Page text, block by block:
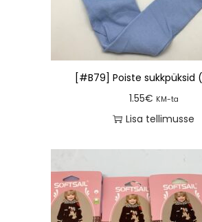
[#B79] Poiste sukkpüksid
1.55€ KM-ta
Lisa tellimusse